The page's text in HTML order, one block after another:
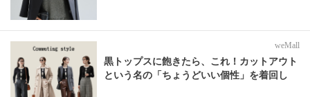
weMall
黒トップスに飽きたら、これ！カットアウト
という名の「ちょうどいい個性」を着回し